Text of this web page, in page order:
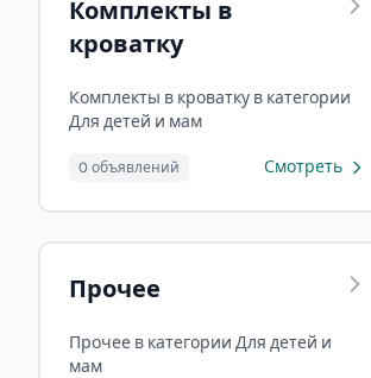
Комплекты в
кроватку
Комплекты в кроватку в категории
Для детей и мам
0 объявлений Смотреть
Прочее
Прочее в категории Для детей и
мам